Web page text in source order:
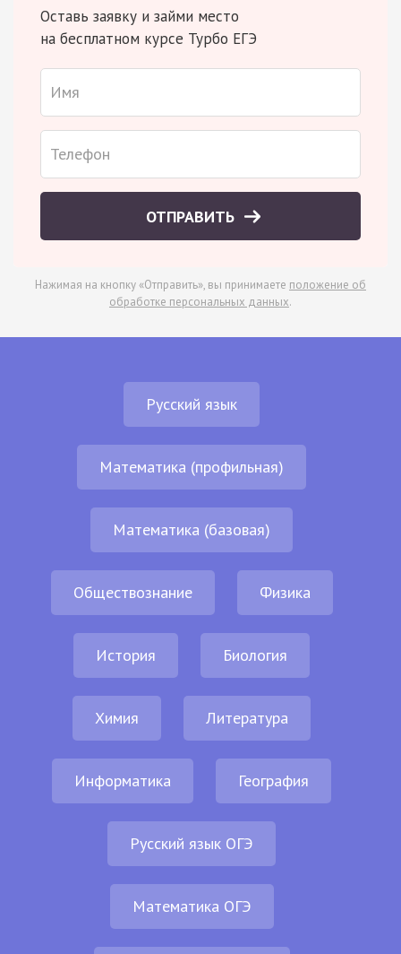
Оставь заявку и займи место
на бесплатном курсе Турбо ЕГЭ
ОТПРАВИТЬ
Нажимая на кнопку «Отправить», вы принимаете положение об
обработке персональных данных.
Русский язык
Математика (профильная)
Математика (базовая)
Обществознание Физика
История Биология
Химия Литература
Информатика География
Русский язык ОГЭ
Математика ОГЭ